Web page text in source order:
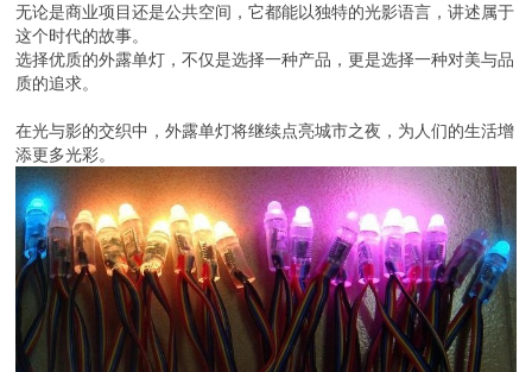
无论是商业项目还是公共空间，它都能以独特的光影语言，讲述属于
这个时代的故事。
选择优质的外露单灯，不仅是选择一种产品，更是选择一种对美与品
质的追求。
在光与影的交织中，外露单灯将继续点亮城市之夜，为人们的生活增
添更多光彩。